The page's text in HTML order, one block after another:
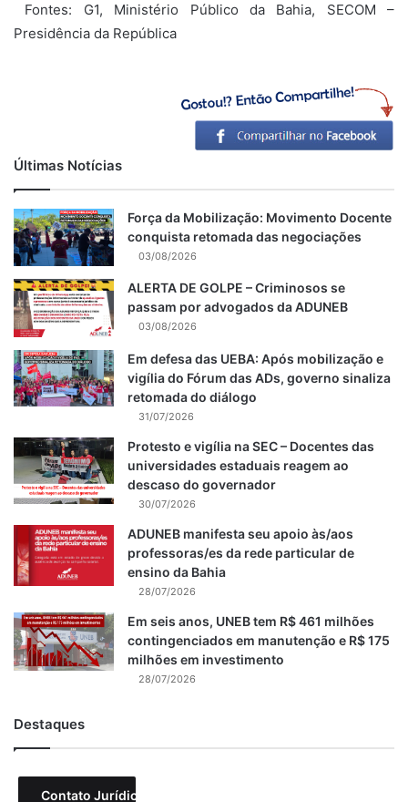
Fontes: G1, Ministério Público da Bahia, SECOM –
Presidência da República
Últimas Notícias
Força da Mobilização: Movimento Docente
conquista retomada das negociações
03/08/2026
ALERTA DE GOLPE – Criminosos se
passam por advogados da ADUNEB
03/08/2026
Em defesa das UEBA: Após mobilização e
vigília do Fórum das ADs, governo sinaliza
retomada do diálogo
31/07/2026
Protesto e vigília na SEC – Docentes das
universidades estaduais reagem ao
descaso do governador
30/07/2026
ADUNEB manifesta seu apoio às/aos
professoras/es da rede particular de
ensino da Bahia
28/07/2026
Em seis anos, UNEB tem R$ 461 milhões
contingenciados em manutenção e R$ 175
milhões em investimento
28/07/2026
Destaques
Contato Jurídico